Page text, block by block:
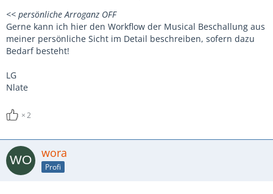
<< persönliche Arroganz OFF
Gerne kann ich hier den Workflow der Musical Beschallung aus
meiner persönliche Sicht im Detail beschreiben, sofern dazu
Bedarf besteht!
LG
Nlate
2
wora
Profi